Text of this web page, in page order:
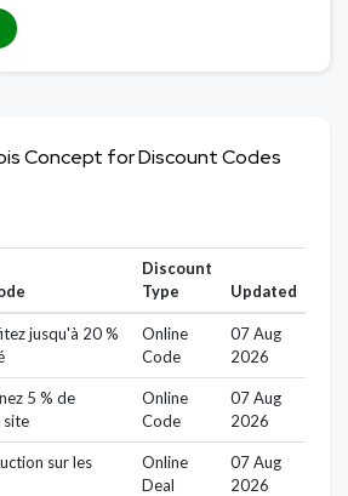
Concept for Discount Codes
Discount
Type
Updated
jusqu'à 20 %
Online
Code
07 Aug
2026
5 % de
site
Online
Code
07 Aug
2026
sur les
Online
Deal
07 Aug
2026